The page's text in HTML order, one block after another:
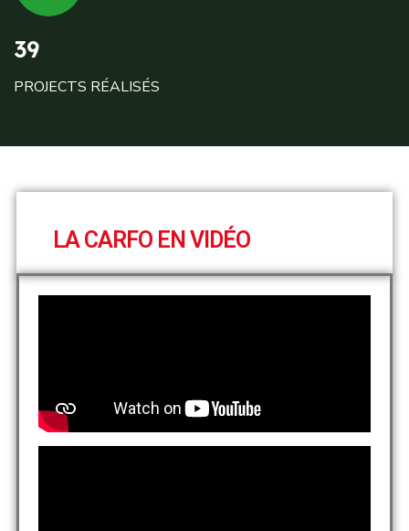
39
PROJECTS RÉALISÉS
LA CARFO EN VIDÉO